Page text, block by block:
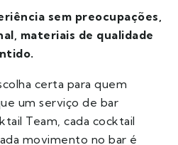
sem preocupações,
materiais de qualidade
certa para quem
um serviço de bar
Team, cada cocktail
movimento no bar é